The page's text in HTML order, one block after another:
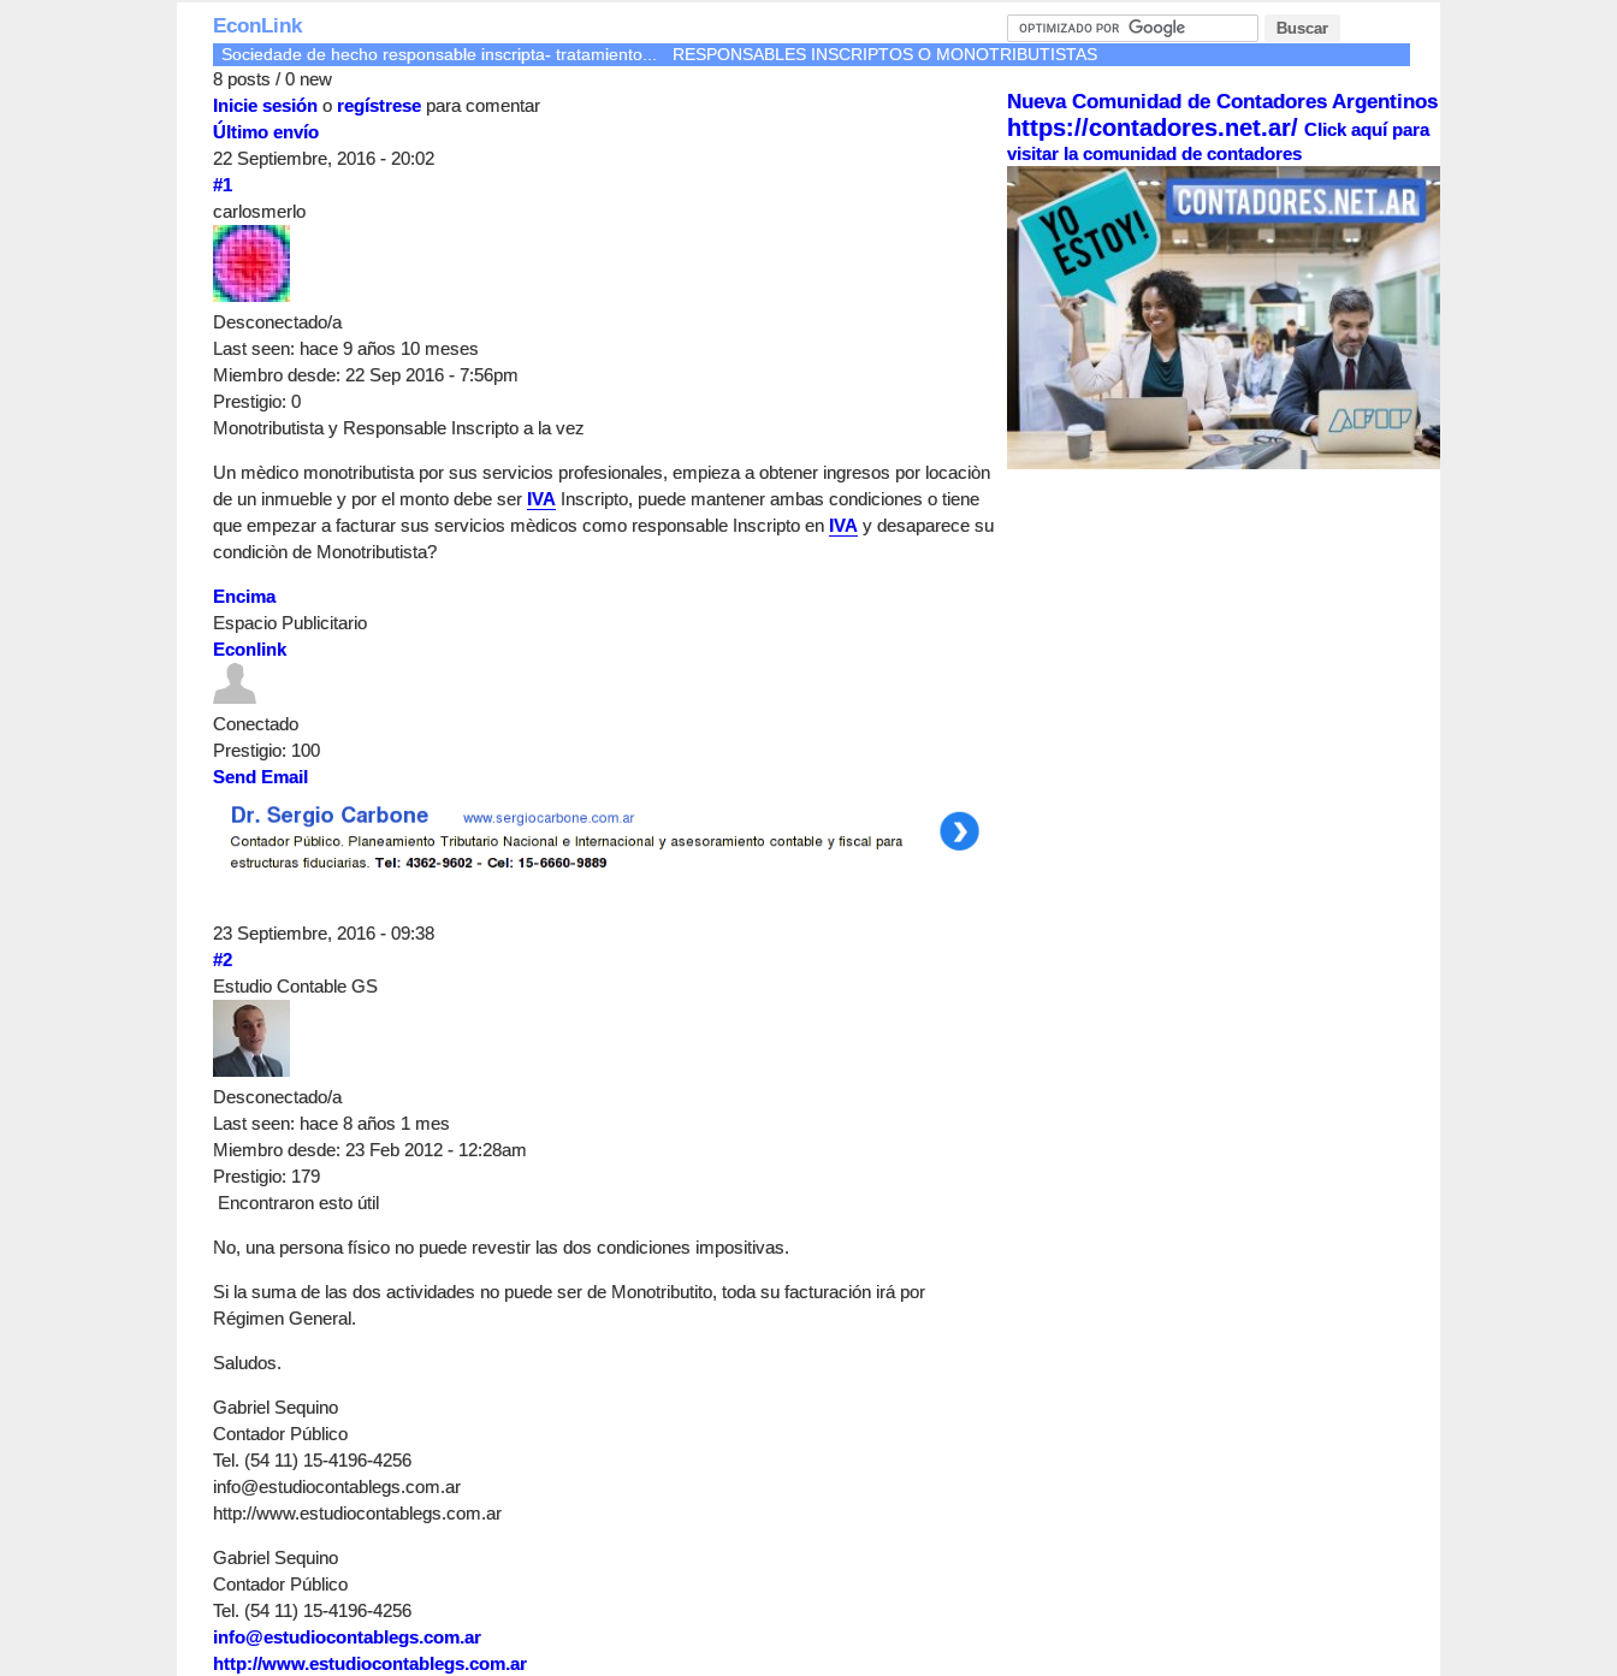
EconLink
Sociedade de hecho responsable inscripta- tratamiento... RESPONSABLES INSCRIPTOS O MONOTRIBUTISTAS
8 posts / 0 new
Inicie sesión o regístrese para comentar
Último envío
22 Septiembre, 2016 - 20:02
#1
carlosmerlo
Desconectado/a
Last seen: hace 9 años 10 meses
Miembro desde: 22 Sep 2016 - 7:56pm
Prestigio: 0
Monotributista y Responsable Inscripto a la vez
Un mèdico monotributista por sus servicios profesionales, empieza a obtener ingresos por locaciòn
de un inmueble y por el monto debe ser IVA Inscripto, puede mantener ambas condiciones o tiene
que empezar a facturar sus servicios mèdicos como responsable Inscripto en IVA y desaparece su
condiciòn de Monotributista?
Encima
Espacio Publicitario
Econlink
Conectado
Prestigio: 100
Send Email
23 Septiembre, 2016 - 09:38
#2
Estudio Contable GS
Desconectado/a
Last seen: hace 8 años 1 mes
Miembro desde: 23 Feb 2012 - 12:28am
Prestigio: 179
Encontraron esto útil
No, una persona físico no puede revestir las dos condiciones impositivas.
Si la suma de las dos actividades no puede ser de Monotributito, toda su facturación irá por
Régimen General.
Saludos.
Gabriel Sequino
Contador Público
Tel. (54 11) 15-4196-4256
info@estudiocontablegs.com.ar
http://www.estudiocontablegs.com.ar
Gabriel Sequino
Contador Público
Tel. (54 11) 15-4196-4256
info@estudiocontablegs.com.ar
http://www.estudiocontablegs.com.ar
Nueva Comunidad de Contadores Argentinos
https://contadores.net.ar/ Click aquí para
visitar la comunidad de contadores